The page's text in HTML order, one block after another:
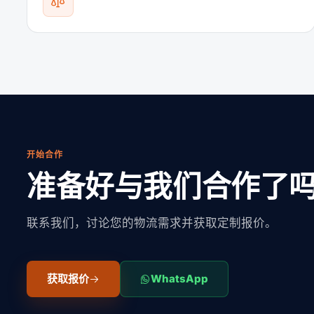
开始合作
准备好与我们合作了
联系我们，讨论您的物流需求并获取定制报价。
获取报价 WhatsApp